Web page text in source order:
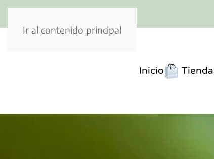
Ir al contenido principal
Inicio Tienda